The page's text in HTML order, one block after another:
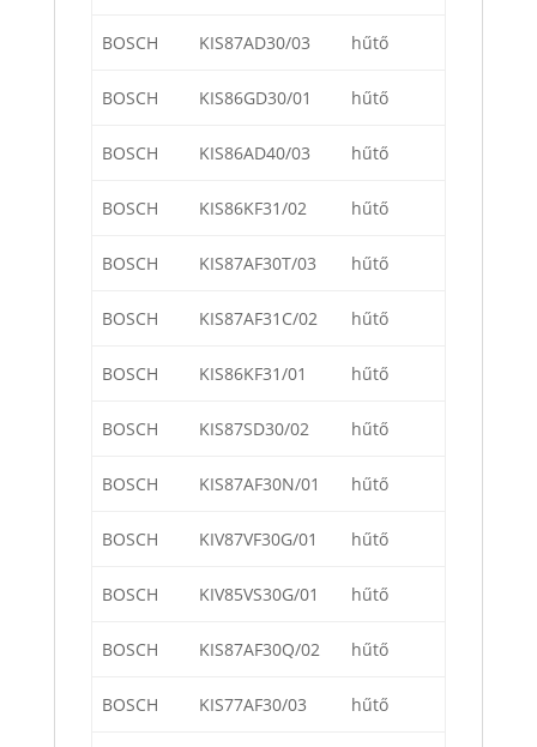
BOSCH KIS87AD30/03 hűtő
BOSCH KIS86GD30/01 hűtő
BOSCH KIS86AD40/03 hűtő
BOSCH KIS86KF31/02 hűtő
BOSCH KIS87AF30T/03 hűtő
BOSCH KIS87AF31C/02 hűtő
BOSCH KIS86KF31/01 hűtő
BOSCH KIS87SD30/02 hűtő
BOSCH KIS87AF30N/01 hűtő
BOSCH KIV87VF30G/01 hűtő
BOSCH KIV85VS30G/01 hűtő
BOSCH KIS87AF30Q/02 hűtő
BOSCH KIS77AF30/03 hűtő